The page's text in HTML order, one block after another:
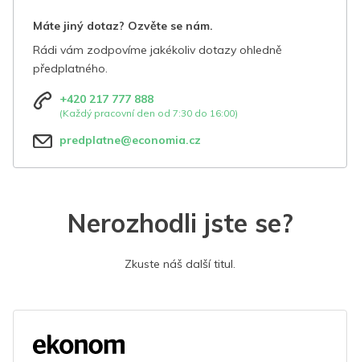
Máte jiný dotaz? Ozvěte se nám.
Rádi vám zodpovíme jakékoliv dotazy ohledně
předplatného.
+420 217 777 888
(Každý pracovní den od 7:30 do 16:00)
predplatne@economia.cz
Nerozhodli jste se?
Zkuste náš další titul.